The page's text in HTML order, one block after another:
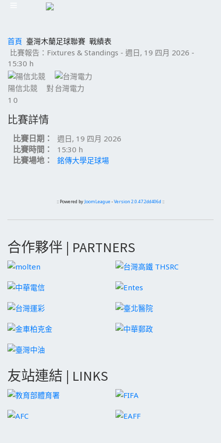
首頁 臺灣木蘭足球聯賽 戰績表
比賽報告：Fixtures & Standings - 週日, 19 四月 2026 -
15:30 h
陽信北競 對台灣電力
1 0
比賽詳情
比賽日期： 週日, 19 四月 2026
比賽時間： 15:30 h
比賽場地： 銘傳大學足球場
:: Powered by JoomLeague -Version 2.0.47.2dd406d ::
合作夥伴 | PARTNERS
友站連結 | LINKS